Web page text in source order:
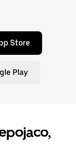
Store
Play